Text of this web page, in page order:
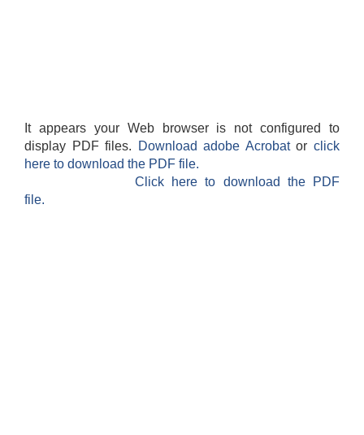
It appears your Web browser is not configured to
display PDF files.
Download adobe Acrobatorclick
here to download the PDF file.
Click here to download the PDF
file.